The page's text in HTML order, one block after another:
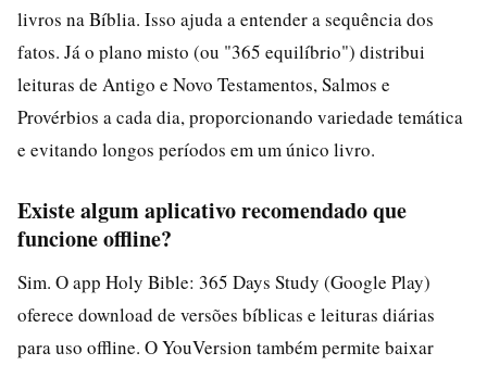
livros na Bíblia. Isso ajuda a entender a sequência dos
fatos. Já o plano misto (ou "365 equilíbrio") distribui
leituras de Antigo e Novo Testamentos, Salmos e
Provérbios a cada dia, proporcionando variedade temática
e evitando longos períodos em um único livro.
Existe algum aplicativo recomendado que
funcione offline?
Sim. O app Holy Bible: 365 Days Study (Google Play)
oferece download de versões bíblicas e leituras diárias
para uso offline. O YouVersion também permite baixar